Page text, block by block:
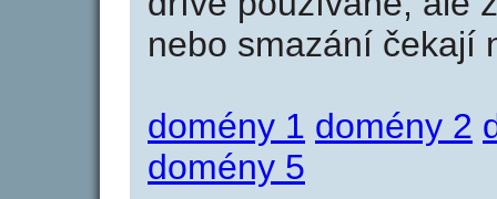
nebo smazání čekají
domény 1 domény 2
domény 5